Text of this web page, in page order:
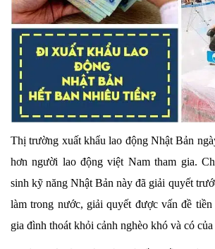
Thị trường xuất khẩu lao động Nhật Bản
hơn người lao động việt Nam tham gia.
sinh kỹ năng Nhật Bản này đã giải quyết
làm trong nước, giải quyết được vấn đề
gia đình thoát khỏi cảnh nghèo khó và có của